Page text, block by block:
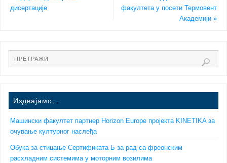
дисертације
факултета у посети Термовент
Академији»
Издвајамо…
Машински факултет партнер Horizon Europe пројекта KINETIKA за
очување културног наслеђа
Обука за стицање Сертификата Б за рад са фреонским
расхладним системима у моторним возилима